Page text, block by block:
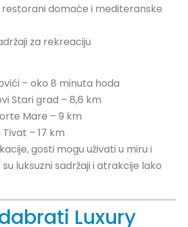
domaće i mediteranske
za rekreaciju
– oko 8 minuta hoda
Stari grad – 8,6 km
Mare – 9 km
– 17 km
gosti mogu uživati u miru i
luksuzni sadržaji i atrakcije lako
Luxury